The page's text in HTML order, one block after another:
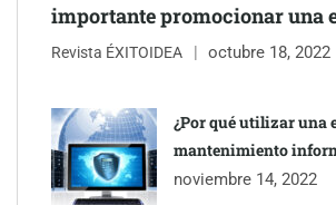
importante promocionar una
Revista ÉXITOIDEA octubre 18, 2022
¿Por qué utilizar una
mantenimiento
noviembre 14, 2022